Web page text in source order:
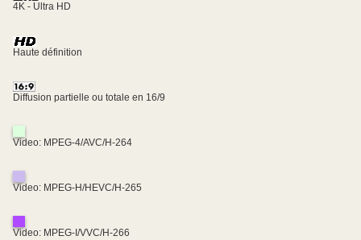
4K - Ultra HD
Haute définition
Diffusion partielle ou totale en 16/9
Video: MPEG-4/AVC/H-264
Video: MPEG-H/HEVC/H-265
Video: MPEG-I/VVC/H-266